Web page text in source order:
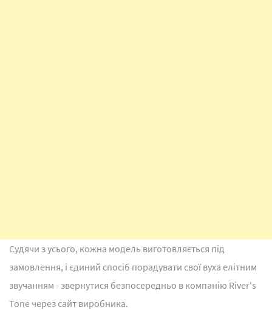
Судячи з усього, кожна модель виготовляється під
замовлення, і єдиний спосіб порадувати свої вуха елітним
звучанням - звернутися безпосередньо в компанію River's
Tone через сайт виробника.